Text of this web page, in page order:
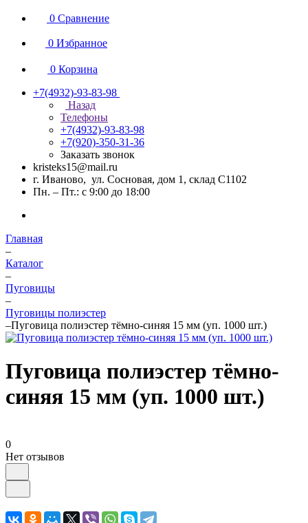
0 Сравнение
0 Избранное
0 Корзина
+7(4932)-93-83-98
Назад
Телефоны
+7(4932)-93-83-98
+7(920)-350-31-36
Заказать звонок
kristeks15@mail.ru
г. Иваново, ул. Сосновая, дом 1, склад С1102
Пн. – Пт.: с 9:00 до 18:00
Главная
–
Каталог
–
Пуговицы
–
Пуговицы полиэстер
–Пуговица полиэстер тёмно-синяя 15 мм (уп. 1000 шт.)
Пуговица полиэстер тёмно-
синяя 15 мм (уп. 1000 шт.)
0
Нет отзывов